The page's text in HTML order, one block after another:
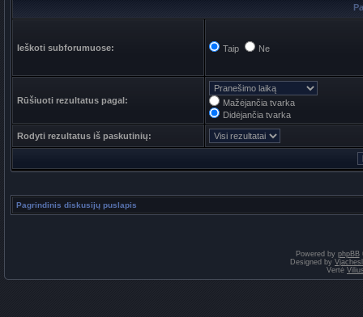
Ieškoti subforumuose: Taip Ne
Rūšiuoti rezultatus pagal:
Mažėjančia tvarka
Didėjančia tvarka
Rodyti rezultatus iš paskutinių:
Pagrindinis diskusijų puslapis
Powered by phpBB
Designed by
Vertė